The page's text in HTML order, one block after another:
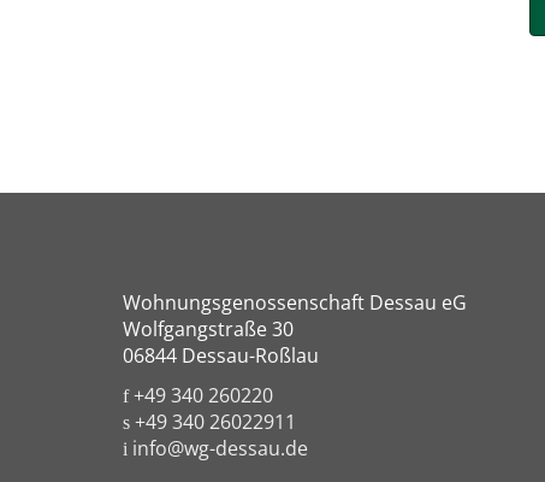
Wohnungsgenossenschaft Dessau eG
Wolfgangstraße 30
06844 Dessau-Roßlau
+49 340 260220
+49 340 26022911
info@wg-dessau.de